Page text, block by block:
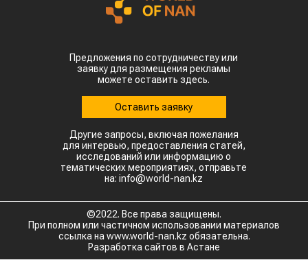
Предложения по сотрудничеству или
заявку для размещения рекламы
можете оставить здесь.
Оставить заявку
Другие запросы, включая пожелания
для интервью, предоставления статей,
исследований или информацию о
тематических мероприятиях, отправьте
на: info@world-nan.kz
©2022. Все права защищены.
При полном или частичном использовании материалов
ссылка на www.world-nan.kz обязательна.
Разработка сайтов в Астане